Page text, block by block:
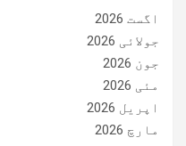
اگست 2026
جولائی 2026
جون 2026
مئی 2026
اپریل 2026
مارچ 2026